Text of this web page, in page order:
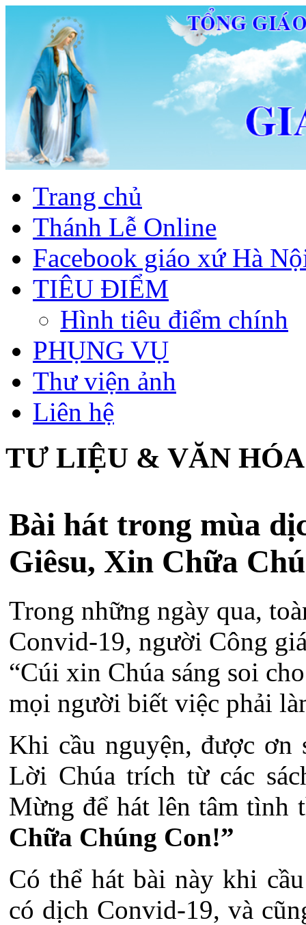
Trang chủ
Thánh Lễ Online
Facebook giáo xứ Hà
TIÊU ĐIỂM
Hình tiêu điểm chính
PHỤNG VỤ
Thư viện ảnh
Liên hệ
TƯ LIỆU & VĂN HÓA
Bài hát trong mùa
Giêsu, Xin Chữa
Trong những ngày qua,
Convid-19, người Công
“Cúi xin Chúa sáng soi
mọi người biết việc phải
Khi cầu nguyện, được ơn
Lời Chúa trích từ các
Mừng để hát lên tâm tình
Chữa Chúng Con!”
Có thể hát bài này khi
có dịch Convid-19, và